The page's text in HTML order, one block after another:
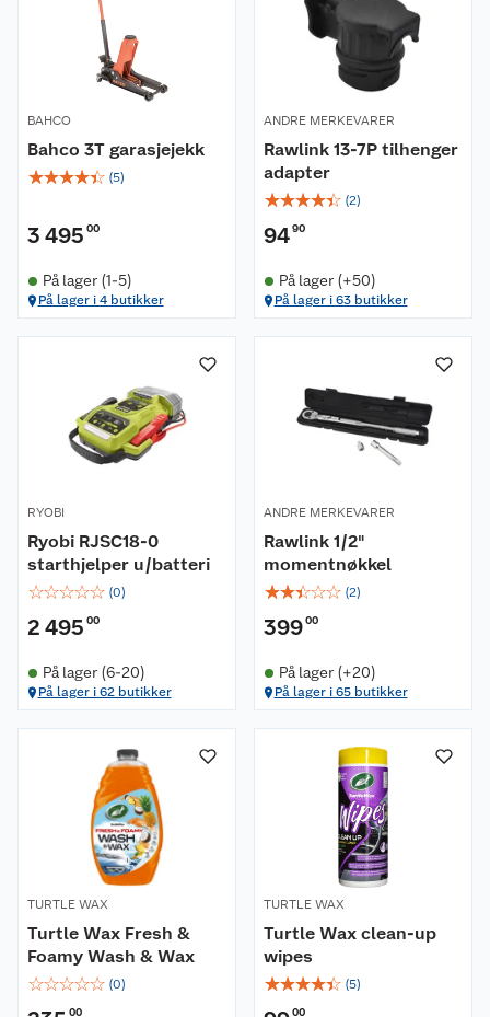
BAHCO
Bahco 3T garasjejekk
☆☆☆☆☆ (5)
3 495 00
På lager (1-5)
På lager i 4 butikker
ANDRE MERKEVARER
Rawlink 13-7P tilhenger
adapter
☆☆☆☆☆ (2)
9490
På lager (+50)
På lager i 63 butikker
RYOBI
Ryobi RJSC18-0
starthjelper u/batteri
☆☆☆☆☆ (0)
2 495 00
På lager (6-20)
På lager i 62 butikker
ANDRE MERKEVARER
Rawlink 1/2"
momentnøkkel
☆☆☆☆☆ (2)
39900
På lager (+20)
På lager i 65 butikker
TURTLE WAX
Turtle Wax Fresh &
Foamy Wash & Wax
☆☆☆☆☆ (0)
00
TURTLE WAX
Turtle Wax clean-up
wipes
☆☆☆☆☆ (5)
00